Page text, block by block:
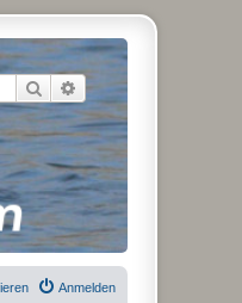
Suche Erweiterte Suche
Anmelden